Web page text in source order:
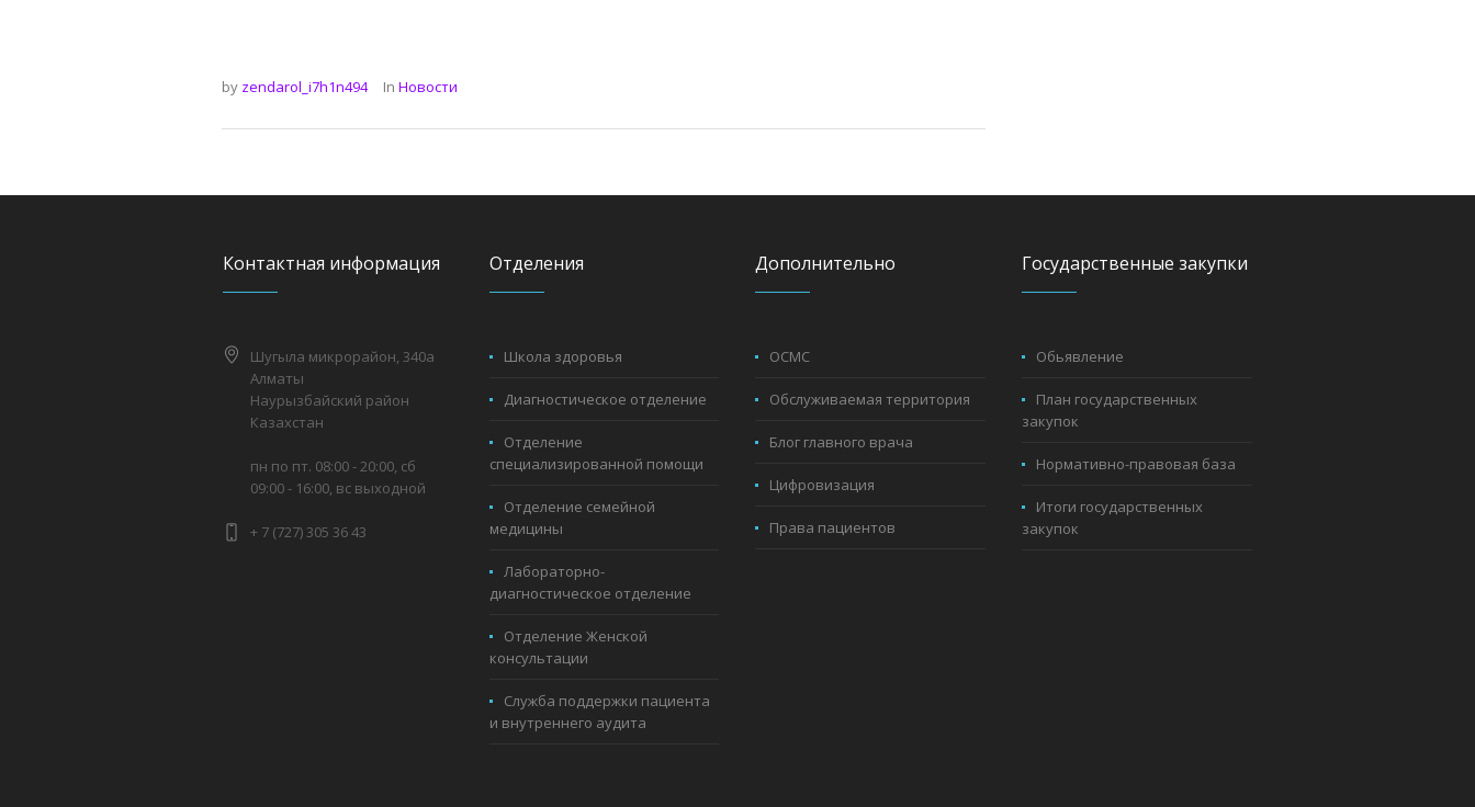
by zendarol_i7h1n494 In Новости
Контактная информация
Шугыла микрорайон, 340а
Алматы
Наурызбайский район
Казахстан
пн по пт. 08:00 - 20:00, сб
09:00 - 16:00, вс выходной
+ 7 (727) 305 36 43
Отделения
Школа здоровья
Диагностическое отделение
Отделение
специализированной помощи
Отделение семейной
медицины
Лабораторно-
диагностическое отделение
Отделение Женской
консультации
Служба поддержки пациента
и внутреннего аудита
Дополнительно
ОСМС
Обслуживаемая территория
Блог главного врача
Цифровизация
Права пациентов
Государственные закупки
Обьявление
План государственных
закупок
Нормативно-правовая база
Итоги государственных
закупок